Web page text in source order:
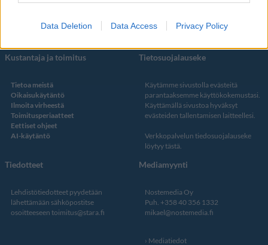
Data Deletion Data Access Privacy Policy
Twitter
Kustantaja ja toimitus
Tietoa meistä
Oikaisukäytäntö
Ilmoita virheestä
Toimitusperiaatteet
Eettiset ohjeet
AI-käytäntö
Tietosuojalauseke
Käytämme sivustolla evästeitä
parantaaksemme käyttökokemustasi.
Käyttämällä sivustoa hyväksyt
evästeiden tallentamisen laitteellesi.
Verkkopalvelun tiedosuojalauseke
löytyy tästä
Tiedotteet
Lehdistötiedotteet pyydetään
lähettämään sähköpostitse
osoitteeseen toimitus@stara.fi
Mediamyynti
Nostemedia Oy
Puh. +358 40 356 1332
mikael@nostemedia.fi
Mediatiedot